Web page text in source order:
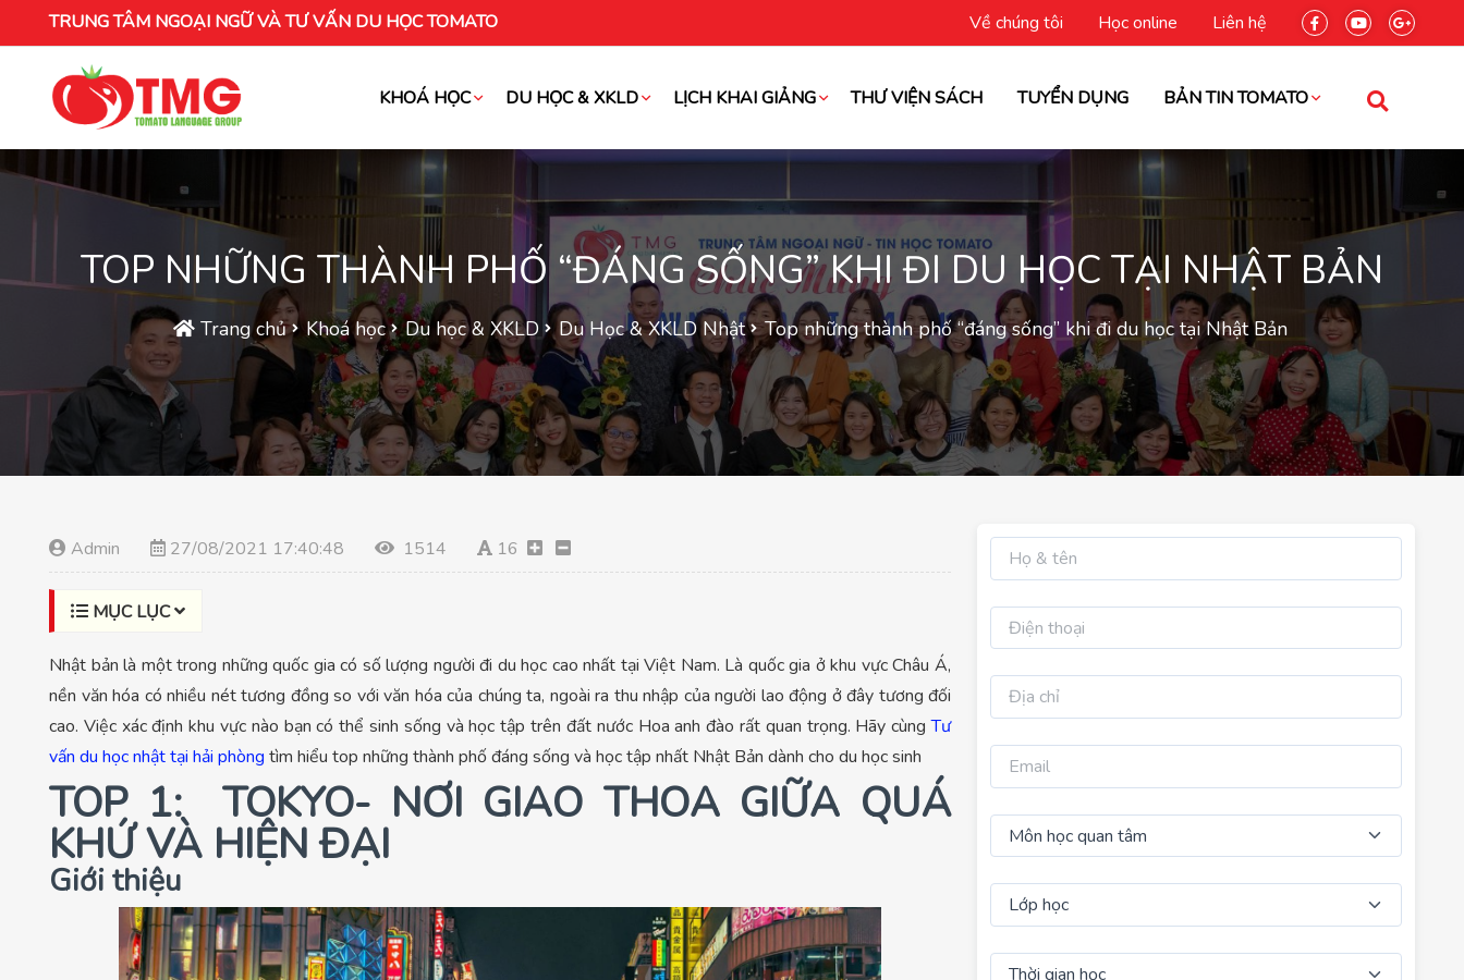
TRUNG TÂM NGOẠI NGỮ VÀ TƯ VẤN DU HỌC TOMATO Về chúng tôi Học online Liên hệ
KHOÁ HỌC DU HỌC & XKLD LỊCH KHAI GIẢNG THƯ VIỆN SÁCH TUYỂN DỤNG BẢN TIN TOMATO
TOP NHỮNG THÀNH PHỐ “ĐÁNG SỐNG” KHI ĐI DU HỌC TẠI NHẬT BẢN
Trang chủ Khoá học Du học & XKLD Du Học & XKLD Nhật Top những thành phố “đáng sống” khi đi du học tại Nhật Bản
Admin 27/08/2021 17:40:48 1514 16
MỤC LỤC
Nhật bản là một trong những quốc gia có số lượng người đi du học cao nhất tại Việt Nam. Là quốc gia ở khu vực Châu Á,
nền văn hóa có nhiều nét tương đồng so với văn hóa của chúng ta, ngoài ra thu nhập của người lao động ở đây tương đối
cao. Việc xác định khu vực nào bạn có thể sinh sống và học tập trên đất nước Hoa anh đào rất quan trọng. Hãy cùngTư
vấn du học nhật tại hải phòng tìm hiểu top những thành phố đáng sống và học tập nhất Nhật Bản dành cho du học sinh
TOP 1: TOKYO- NƠI GIAO THOA GIỮA QUÁ
KHỨ VÀ HIỆN ĐẠI
Giới thiệu